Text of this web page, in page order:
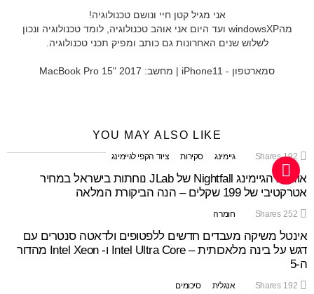
אני מגיל קטן חיי ונושם טכנולוגיה!
מהwindowsXP ועד היום אני אוהב טכנולוגיה, לומד טכנולוגיה ונכון
לשלוש שנים האחרונות גם כותב ומפיק תכני טכנולוגיה.
סמארטפון - iPhone11 | מחשב: MacBook Pro 15" 2017
YOU MAY ALSO LIKE
192
Shares גיימינג סקירות ציוד הקפי לגיימינג
אוזניות הגיימינג Nightfall של JLab נוחתות בישראל במחיר
אטרקטיבי של 199 שקלים – הנה הביקורת המלאה
252
Shares חומרה
אינטל משיקה מעבדים חדשים ללפטופים ולדאטה סנטרים עם
דגש על בינה מלאכותית – Intel Ultra Core ו- Intel Xeon מהדור
ה-5
192
Shares אנגלית סיכומים